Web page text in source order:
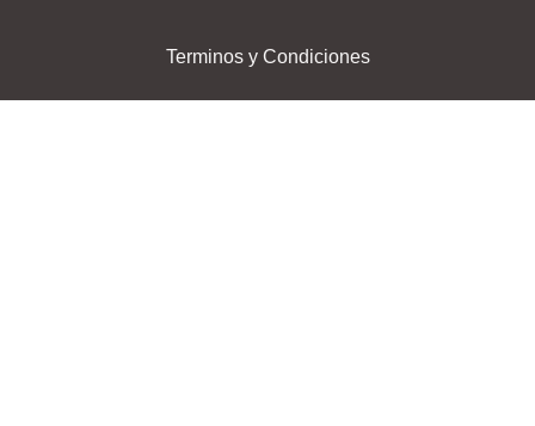
Terminos y Condiciones